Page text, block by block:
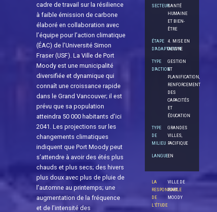
cadre de travail sur la résilience
à faible émission de carbone
élaboré en collaboration avec
l’équipe pour l’action climatique
(ÉAC) de l’Université Simon
Fraser (USF). La Ville de Port
Moody est une municipalité
diversifiée et dynamique qui
connaît une croissance rapide
dans le Grand Vancouver; il est
prévu que sa population
atteindra 50 000 habitants d’ici
2041. Les projections sur les
changements climatiques
indiquent que Port Moody peut
s’attendre à avoir des étés plus
chauds et plus secs; des hivers
plus doux avec plus de pluie de
l’automne au printemps; une
augmentation de la fréquence
et de l’intensité des
SECTEURSANTÉ
HUMAINE
ET BIEN-
ÊTRE
ÉTAPE
D’ADAPTATION
4. MISE EN
OEUVRE
TYPE
D’ACTION
GESTION
ET
PLANIFICATION,
RENFORCEMENT
DES
CAPACITÉS
ET
ÉDUCATION
TYPE
DE
MILIEU
GRANDES
VILLES,
PACIFIQUE
LANGUEEN
LA
RESPONSABLE
DE
L’ÉTUDE
VILLE DE
PORT
MOODY